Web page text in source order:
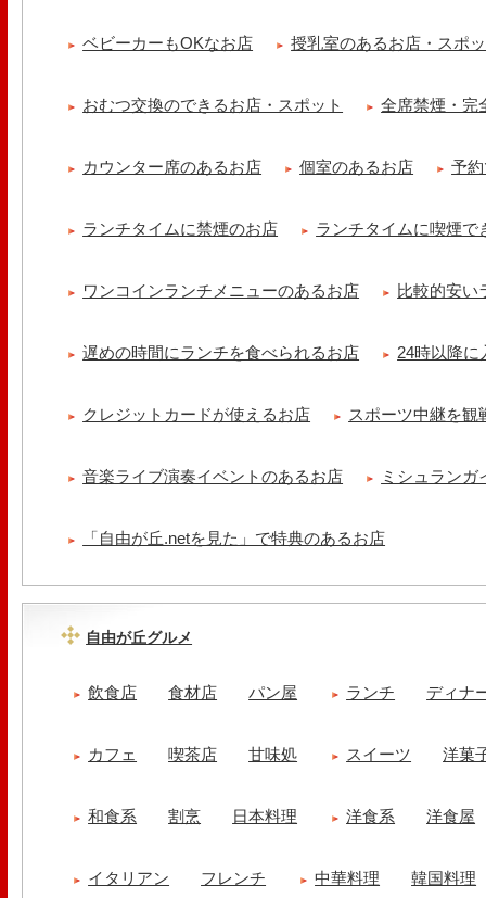
ベビーカーもOKなお店 授乳室のあるお店・スポ
おむつ交換のできるお店・スポット 全席禁煙・完
カウンター席のあるお店 個室のあるお店 予
ランチタイムに禁煙のお店 ランチタイムに喫煙で
ワンコインランチメニューのあるお店 比較的安い
遅めの時間にランチを食べられるお店 24時以降に
クレジットカードが使えるお店 スポーツ中継を観
音楽ライブ演奏イベントのあるお店 ミシュランガ
「自由が丘.netを見た」で特典のあるお店
自由が丘グルメ
飲食店 食材店 パン屋 ランチ ディナ
カフェ 喫茶店 甘味処 スイーツ 洋菓
和食系 割烹 日本料理 洋食系 洋食屋
イタリアン フレンチ 中華料理 韓国料理